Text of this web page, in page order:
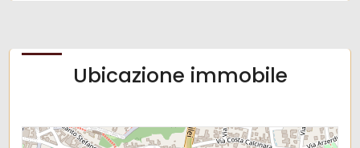
Ubicazione immobile